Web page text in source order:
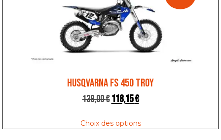
HUSQVARNA FS 450 TROY
139,00€118,15€
Choix des options